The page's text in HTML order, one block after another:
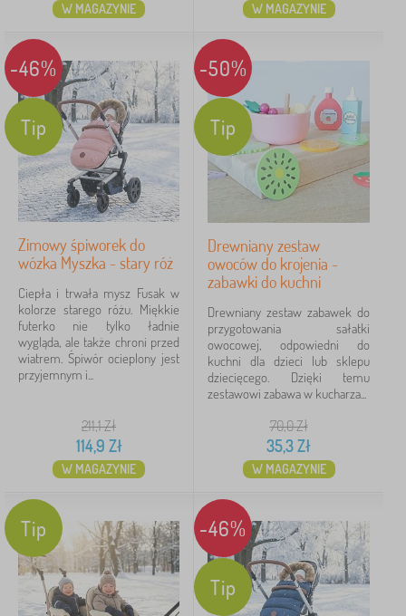
W MAGAZYNIE W MAGAZYNIE
-46%
Tip
Zimowy śpiworek do
wózka Myszka - stary róż
Ciepła i trwała mysz Fusak w
kolorze starego różu. Miękkie
futerko nie tylko ładnie
wygląda, ale także chroni przed
wiatrem. Śpiwór ocieplony jest
przyjemnym i...
211,1Zł
114,9 Zł
W MAGAZYNIE
-50%
Tip
Drewniany zestaw
owoców do krojenia -
zabawki do kuchni
Drewniany zestaw zabawek do
przygotowania sałatki
owocowej, odpowiedni do
kuchni dla dzieci lub sklepu
dziecięcego. Dzięki temu
zestawowi zabawa w kucharza...
70,0Zł
35,3Zł
W MAGAZYNIE
Tip -46%
Tip